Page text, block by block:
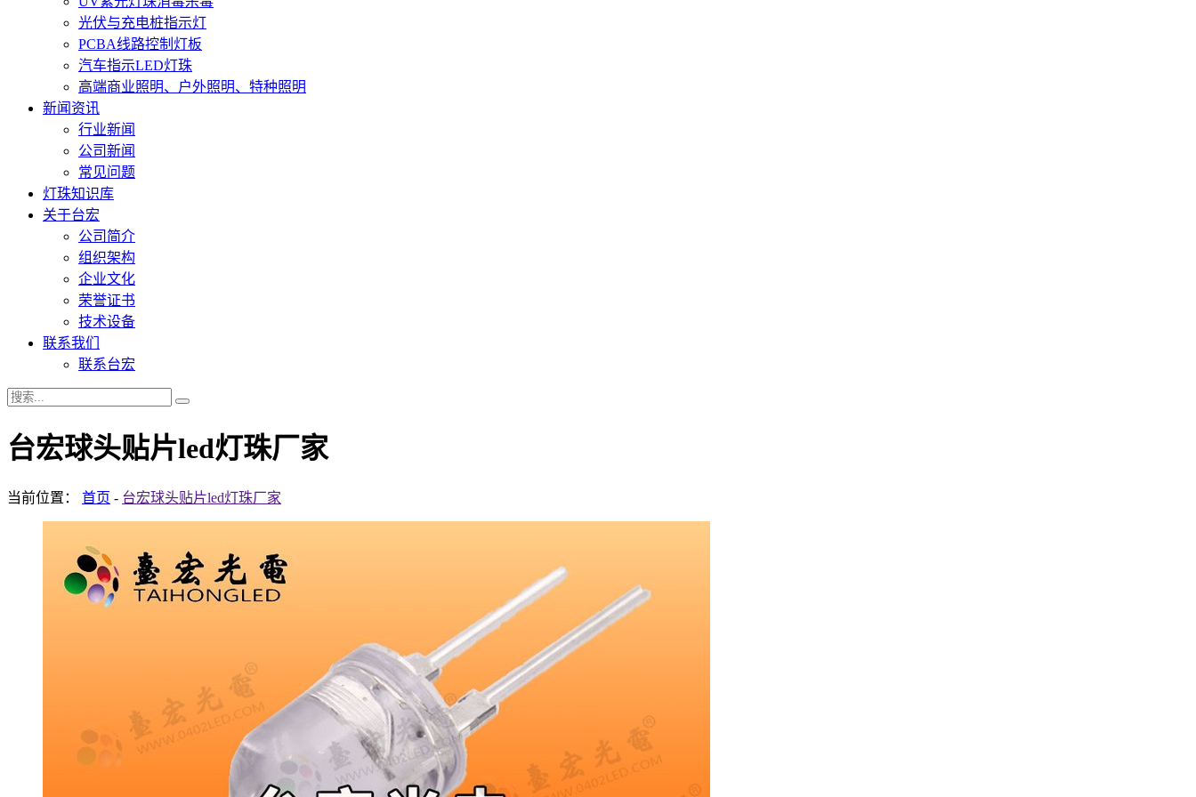
光伏与充电桩指示灯
PCBA线路控制灯板
汽车指示LED灯珠
高端商业照明、户外照明、特种照明
新闻资讯
行业新闻
公司新闻
常见问题
灯珠知识库
关于台宏
公司简介
组织架构
企业文化
荣誉证书
技术设备
联系我们
联系台宏
台宏球头贴片led灯珠厂家
当前位置： 首页 - 台宏球头贴片led灯珠厂家